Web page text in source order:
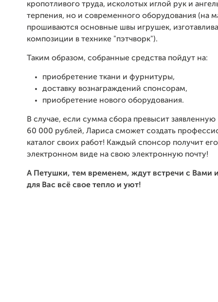
кропотливого труда, исколотых иглой рук и
терпения, но и современного оборудования (на
прошиваются основные швы игрушек,
композиции в технике "пэтчворк").
Таким образом, собранные средства пойдут на:
приобретение ткани и фурнитуры,
доставку вознаграждений спонсорам,
приобретение нового оборудования.
В случае, если сумма сбора превысит заявленную
60 000 рублей, Лариса сможет создать
каталог своих работ! Каждый спонсор получит
электронном виде на свою электронную почту!
А Петушки, тем временем, ждут встречи с Вами
для Вас всё свое тепло и уют!